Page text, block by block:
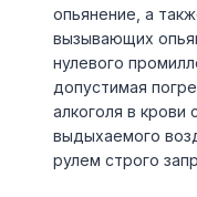
опьянение, а
вызывающих
нулевого
допустимая
алкоголя в крови
выдыхаемого
рулем строго